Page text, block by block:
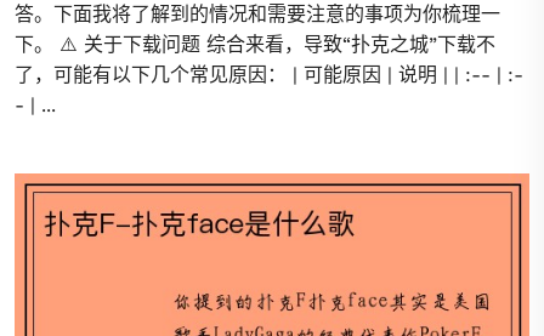
答。下面我将了解到的情况和需要注意的事项为你梳理一
下。 ⚠️ 关于下载问题 综合来看，导致“扑克之城”下载不
了，可能有以下几个常见原因： | 可能原因 | 说明 | | :-- | :-
- | ...